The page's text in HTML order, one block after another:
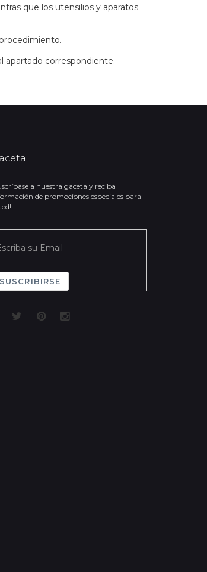
que los utensilios y aparatos
apartado correspondiente.
a nuestra gaceta y reciba
de promociones especiales para
SUSCRIBIRSE